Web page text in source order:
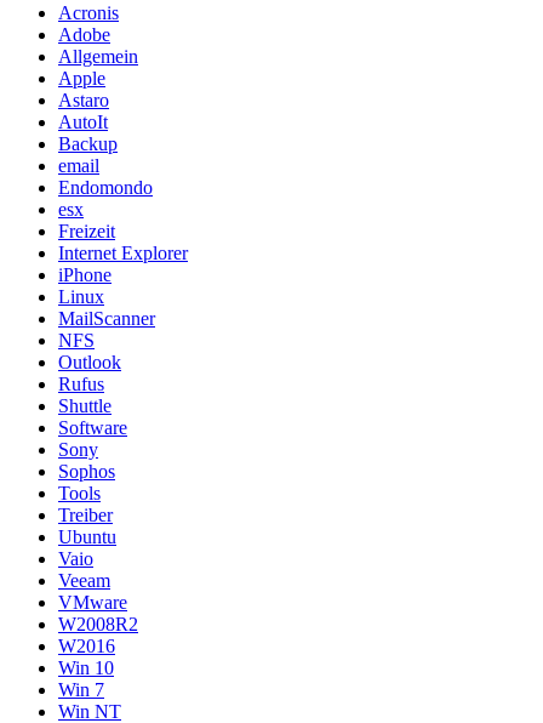
Acronis
Adobe
Allgemein
Apple
Astaro
AutoIt
Backup
email
Endomondo
esx
Freizeit
Internet Explorer
iPhone
Linux
MailScanner
NFS
Outlook
Rufus
Shuttle
Software
Sony
Sophos
Tools
Treiber
Ubuntu
Vaio
Veeam
VMware
W2008R2
W2016
Win 10
Win 7
Win NT